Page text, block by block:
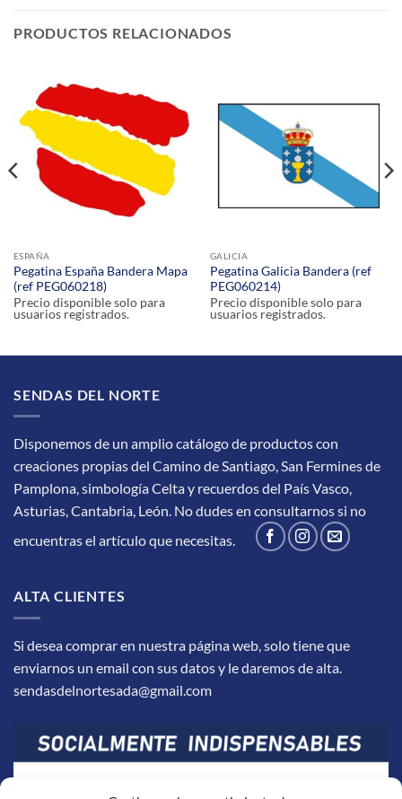
PRODUCTOS RELACIONADOS
ESPAÑA
Pegatina España Bandera Mapa
(ref PEG060218)
Precio disponible solo para
usuarios registrados.
GALICIA
Pegatina Galicia Bandera (ref
PEG060214)
Precio disponible solo para
usuarios registrados.
SENDAS DEL NORTE
Disponemos de un amplio catálogo de productos con
creaciones propias del Camino de Santiago, San Fermines de
Pamplona, simbología Celta y recuerdos del País Vasco,
Asturias, Cantabria, León. No dudes en consultarnos si no
encuentras el artículo que necesitas.
ALTA CLIENTES
Si desea comprar en nuestra página web, solo tiene que
enviarnos un email con sus datos y le daremos de alta.
sendasdelnortesada@gmail.com